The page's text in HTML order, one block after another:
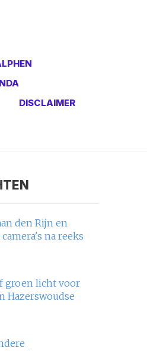
DISCLAIMER
den Rijn en
na reeks
groen licht voor
Hazerswoudse